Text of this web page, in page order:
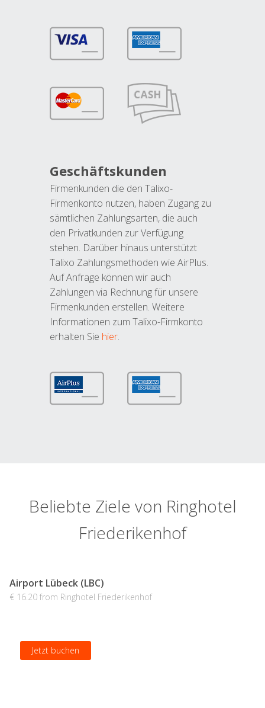
Geschäftskunden
Firmenkunden die den Talixo-
Firmenkonto nutzen, haben Zugang zu
sämtlichen Zahlungsarten, die auch
den Privatkunden zur Verfügung
stehen. Darüber hinaus unterstützt
Talixo Zahlungsmethoden wie AirPlus.
Auf Anfrage können wir auch
Zahlungen via Rechnung für unsere
Firmenkunden erstellen. Weitere
Informationen zum Talixo-Firmkonto
erhalten Sie hier.
Beliebte Ziele von Ringhotel
Friederikenhof
Airport Lübeck (LBC)
€ 16.20 from Ringhotel Friederikenhof
Jetzt buchen